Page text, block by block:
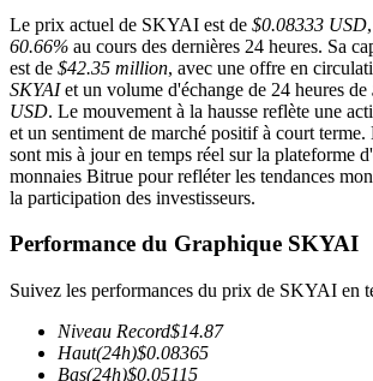
Futures utilisant l'USDT comme garantie
Le prix actuel de SKYAI est de $0.08333 USD
60.66% au cours des dernières 24 heures. Sa
est de $42.35 million, avec une offre en
SKYAIet un volume d'échange de 24 heures de
USD. Le mouvement à la hausse reflète une
et un sentiment de marché positif à court
sont mis à jour en temps réel sur la plateforme
monnaies Bitrue pour refléter les tendances
la participation des investisseurs.
Performance du Graphique SKYAI
Suivez les performances du prix de SKYAI en
Niveau Record$14.87
Haut(24h)$0.08365
Bas(24h)$0.05115